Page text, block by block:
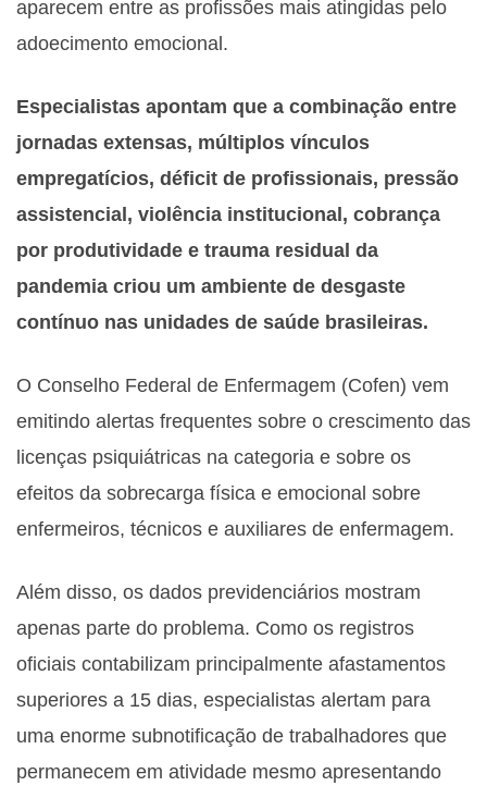
aparecem entre as profissões mais atingidas pelo
adoecimento emocional.
Especialistas apontam que a combinação entre
jornadas extensas, múltiplos vínculos
empregatícios, déficit de profissionais, pressão
assistencial, violência institucional, cobrança
por produtividade e trauma residual da
pandemia criou um ambiente de desgaste
contínuo nas unidades de saúde brasileiras.
O Conselho Federal de Enfermagem (Cofen) vem
emitindo alertas frequentes sobre o crescimento das
licenças psiquiátricas na categoria e sobre os
efeitos da sobrecarga física e emocional sobre
enfermeiros, técnicos e auxiliares de enfermagem.
Além disso, os dados previdenciários mostram
apenas parte do problema. Como os registros
oficiais contabilizam principalmente afastamentos
superiores a 15 dias, especialistas alertam para
uma enorme subnotificação de trabalhadores que
permanecem em atividade mesmo apresentando